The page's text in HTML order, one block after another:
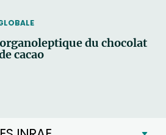
du chocolat
cacao